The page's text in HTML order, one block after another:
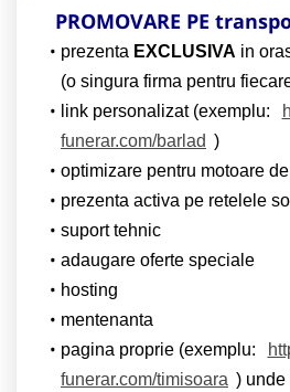
PROMOVARE PE
prezenta EXCLUSIVA in
(o singura firma pentru
link personalizat (exemplu:
funerar.com/barlad )
optimizare pentru motoare
prezenta activa pe retelele
suport tehnic
adaugare oferte speciale
hosting
mentenanta
pagina proprie (exemplu:
funerar.com/timisoara ) unde